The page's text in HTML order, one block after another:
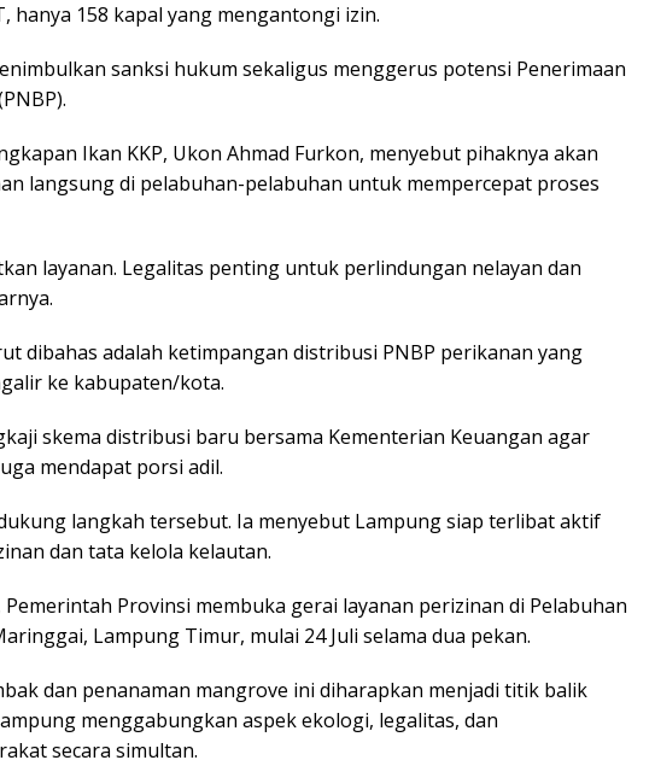
hanya 158 kapal yang mengantongi izin.
sanksi hukum sekaligus menggerus potensi Penerimaan
Ikan KKP, Ukon Ahmad Furkon, menyebut pihaknya akan
langsung di pelabuhan-pelabuhan untuk mempercepat proses
layanan. Legalitas penting untuk perlindungan nelayan dan
dibahas adalah ketimpangan distribusi PNBP perikanan yang
ke kabupaten/kota.
skema distribusi baru bersama Kementerian Keuangan agar
mendapat porsi adil.
langkah tersebut. Ia menyebut Lampung siap terlibat aktif
dan tata kelola kelautan.
Provinsi membuka gerai layanan perizinan di Pelabuhan
Lampung Timur, mulai 24 Juli selama dua pekan.
dan penanaman mangrove ini diharapkan menjadi titik balik
menggabungkan aspek ekologi, legalitas, dan
secara simultan.